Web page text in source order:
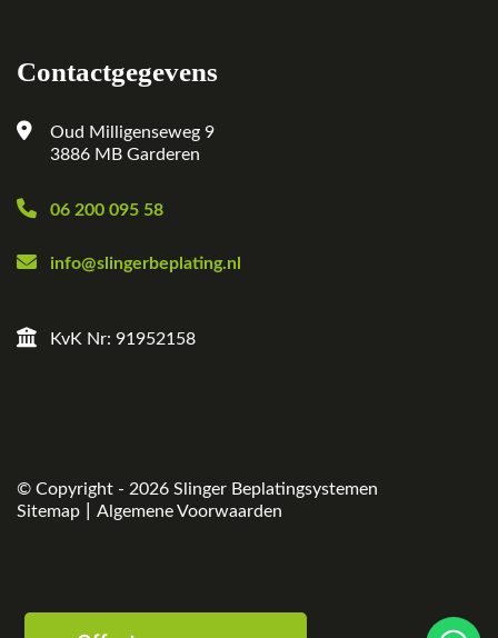
Contactgegevens
Oud Milligenseweg 9
3886 MB Garderen
06 200 095 58
info@slingerbeplating.nl
KvK Nr: 91952158
© Copyright - 2026 Slinger Beplatingsystemen
Sitemap
Algemene Voorwaarden